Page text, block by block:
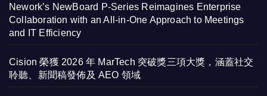
Nework’s NewBoard P-Series Reimagines Enterprise
Collaboration with an All-in-One Approach to Meetings
and IT Efficiency
Cision 榮獲 2026 年 MarTech 突破獎三項大獎，涵蓋社交
聆聽、新聞稿發佈及 AEO 領域